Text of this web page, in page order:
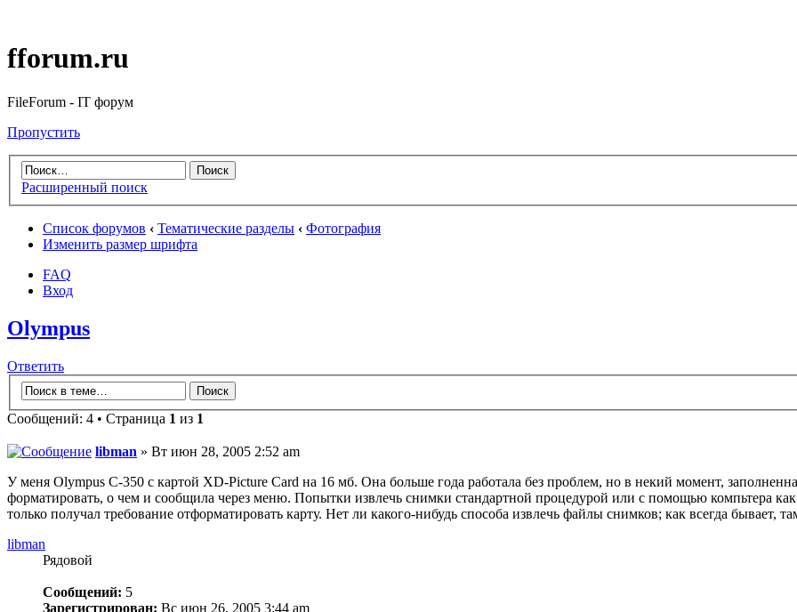
fforum.ru
FileForum - IT форум
Пропустить
Расширенный поиск
Список форумов ‹ Тематические разделы ‹ Фотография
Изменить размер шрифта
FAQ
Вход
Olympus
Ответить
Сообщений: 4 • Страница 1 из 1
libman » Вт июн 28, 2005 2:52 am
У меня Olympus C-350 с картой XD-Picture Card на 16 мб. Она больше года работала без проблем, но в некий момент,
форматировать, о чем и сообщила через меню. Попытки извлечь снимки стандартной процедурой или с помощью компьтера как
только получал требование отформатировать карту. Нет ли какого-нибудь способа извлечь файлы снимков; как всегда
libman
Рядовой
Сообщений: 5
Зарегистрирован: Вс июн 26, 2005 3:44 am